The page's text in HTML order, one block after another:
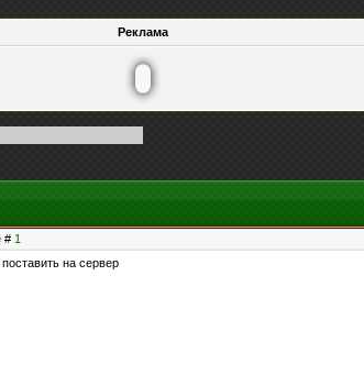
Реклама
# 1
на сервер